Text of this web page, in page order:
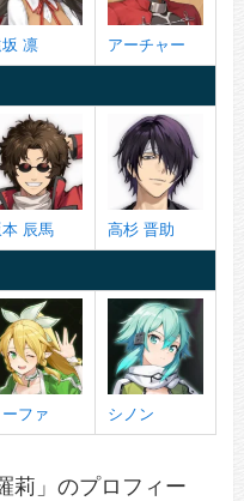
坂 凛 アーチャー
本 辰馬 高杉 晋助
ーファ シノン
莉」のプロフィー